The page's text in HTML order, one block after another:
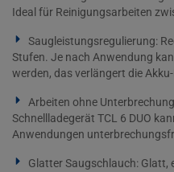
Ideal für Reinigungsarbeiten
Saugleistungsregulierung:
Stufen. Je nach Anwendung
werden, das verlängert die
Arbeiten ohne
Schnellladegerät TCL 6 DUO
Anwendungen
Glatter Saugschlauch: Glatt,